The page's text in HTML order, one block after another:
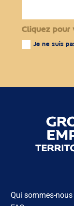
Cliquez pour
Je ne suis
Qui sommes-nous